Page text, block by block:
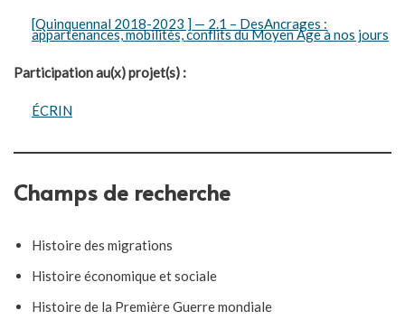
[Quinquennal 2018-2023 ] — 2.1 – DesAncrages :
appartenances, mobilités, conflits du Moyen Âge à nos jours
Participation au(x) projet(s) :
ÉCRIN
Champs de recherche
Histoire des migrations
Histoire économique et sociale
Histoire de la Première Guerre mondiale